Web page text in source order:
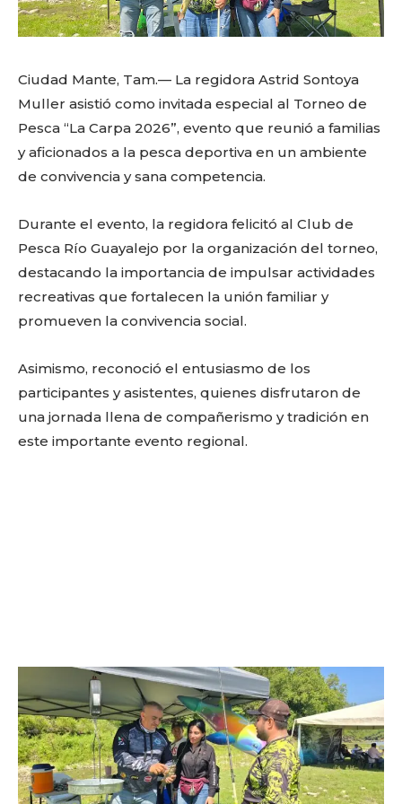
k
Ciudad Mante, Tam.— La regidora Astrid Sontoya
Muller asistió como invitada especial al Torneo de
Pesca “La Carpa 2026”, evento que reunió a familias
y aficionados a la pesca deportiva en un ambiente
de convivencia y sana competencia.
Durante el evento, la regidora felicitó al Club de
Pesca Río Guayalejo por la organización del torneo,
destacando la importancia de impulsar actividades
recreativas que fortalecen la unión familiar y
promueven la convivencia social.
Asimismo, reconoció el entusiasmo de los
participantes y asistentes, quienes disfrutaron de
una jornada llena de compañerismo y tradición en
este importante evento regional.